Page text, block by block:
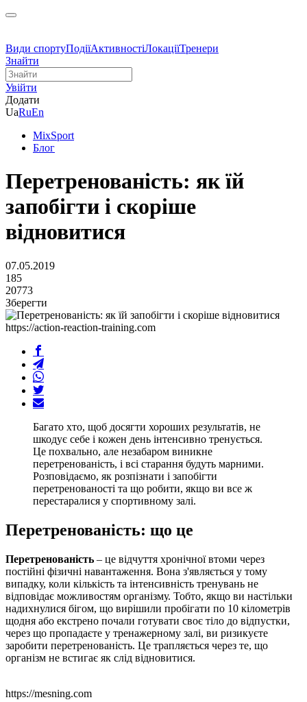
Види спортуПодіїАктивностіЛокаціїТренери
Знайти
Увійти
Додати
UaRuEn
MixSport
Блог
Перетренованість: як їй
запобігти і скоріше
відновитися
07.05.2019
185
20773
Зберегти
https://action-reaction-training.com
Багато хто, щоб досягти хороших результатів, не
шкодує себе і кожен день інтенсивно тренується.
Це похвально, але незабаром виникне
перетренованість, і всі старання будуть марними.
Розповідаємо, як розпізнати і запобігти
перетренованості та що робити, якщо ви все ж
перестаралися у спортивному залі.
Перетренованість: що це
Перетренованість – це відчуття хронічної втоми через
постійні фізичні навантаження. Вона з'являється у тому
випадку, коли кількість та інтенсивність тренувань не
відповідає можливостям організму. Тобто, якщо ви настільки
надихнулися бігом, що вирішили пробігати по 10 кілометрів
щодня або екстрено почали готувати своє тіло до відпустки,
через що пропадаєте у тренажерному залі, ви ризикуєте
заробити перетренованість. Це трапляється через те, що
організм не встигає як слід відновитися.
https://mesning.com